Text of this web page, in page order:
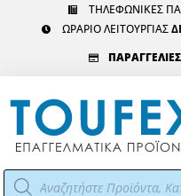
ΤΗΛΕΦΩΝΙΚΕΣ
ΩΡΑΡΙΟ ΛΕΙΤΟΥΡΓΙΑΣ
ΠΑΡΑΓΓΕΛΙΕΣ
Αναζήτηση
προϊόντων